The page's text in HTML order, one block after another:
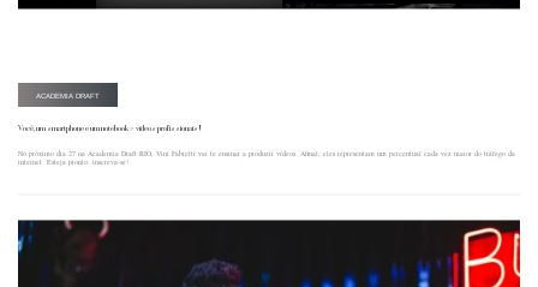
ACADEMIA DRAFT
Você, um smartphone e um notebook = vídeos profissionais!
No próximo dia 27 na Academia Draft RIO, Vini Fabretti vai te ensinar a produzir vídeos. Afinal, eles representam um percentual cada vez maior do tráfego da
internet. Esteja pronto: inscreva-se!